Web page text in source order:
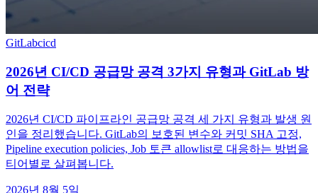
GitLabcicd
2026년 CI/CD 공급망 공격 3가지 유형과 GitLab 방
어 전략
2026년 CI/CD 파이프라인 공급망 공격 세 가지 유형과 발생 원
인을 정리했습니다. GitLab의 보호된 변수와 커밋 SHA 고정,
Pipeline execution policies, Job 토큰 allowlist로 대응하는 방법을
티어별로 살펴봅니다.
2026년 8월 5일